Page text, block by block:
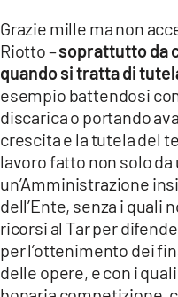
Grazie mille ma non
Riotto –soprattutto da
quando si tratta di
esempio battendosi
discarica o portando
crescita e la tutela del
lavoro fatto non solo da
un’Amministrazione
dell’Ente, senza i quali
ricorsi al Tar per
per l’ottenimento dei
delle opere, e con i